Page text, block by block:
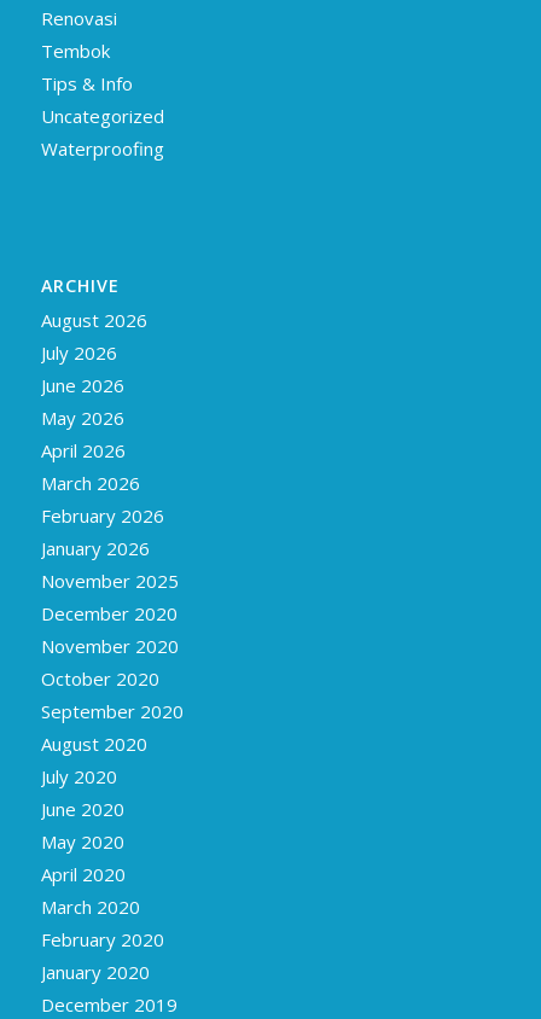
Renovasi
Tembok
Tips & Info
Uncategorized
Waterproofing
ARCHIVE
August 2026
July 2026
June 2026
May 2026
April 2026
March 2026
February 2026
January 2026
November 2025
December 2020
November 2020
October 2020
September 2020
August 2020
July 2020
June 2020
May 2020
April 2020
March 2020
February 2020
January 2020
December 2019